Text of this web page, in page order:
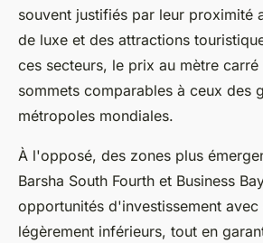
souvent justifiés par leur proximité
de luxe et des attractions
ces secteurs, le prix au mètre
sommets comparables à ceux des
métropoles mondiales.
À l'opposé, des zones plus
Barsha South Fourth et Business
opportunités d'investissement avec
légèrement inférieurs, tout en